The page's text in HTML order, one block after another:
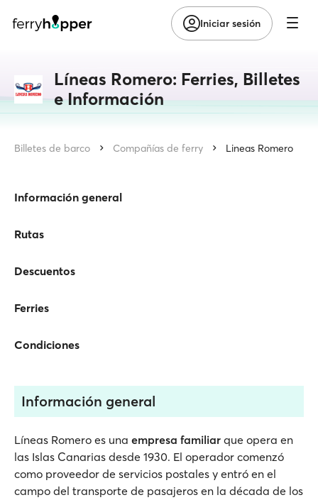
Iniciar sesión
Líneas Romero: Ferries, Billetes
e Información
Billetes de barco Compañías de ferry Lineas Romero
Información general
Rutas
Descuentos
Ferries
Condiciones
Información general
Líneas Romero es una empresa familiar que opera en
las Islas Canarias desde 1930. El operador comenzó
como proveedor de servicios postales y entró en el
campo del transporte de pasajeros en la década de los